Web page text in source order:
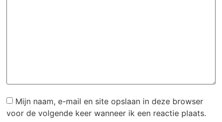
Mijn naam, e-mail en site opslaan in deze browser
voor de volgende keer wanneer ik een reactie plaats.